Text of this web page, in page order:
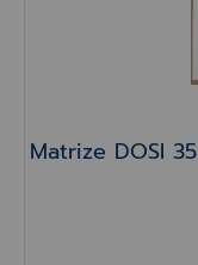
Matrize DOSI 35